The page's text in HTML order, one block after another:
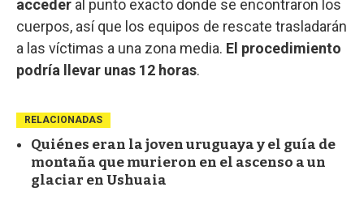
acceder al punto exacto donde se encontraron los
cuerpos, así que los equipos de rescate trasladarán
a las víctimas a una zona media. El procedimiento
podría llevar unas 12 horas.
RELACIONADAS
Quiénes eran la joven uruguaya y el guía de
montaña que murieron en el ascenso a un
glaciar en Ushuaia